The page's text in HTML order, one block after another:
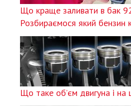
Що краще заливати в бак
Розбираємося який бензин
Що таке об’єм двигуна і на